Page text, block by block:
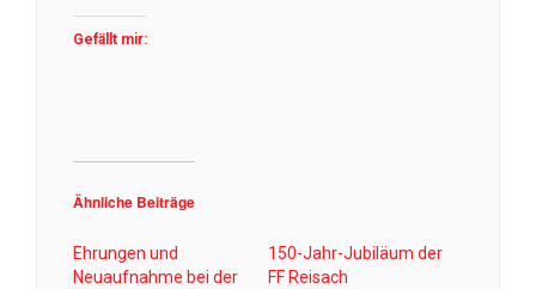
Gefällt mir:
Ähnliche Beiträge
Ehrungen und
Neuaufnahme bei der
150-Jahr-Jubiläum der
FF Reisach